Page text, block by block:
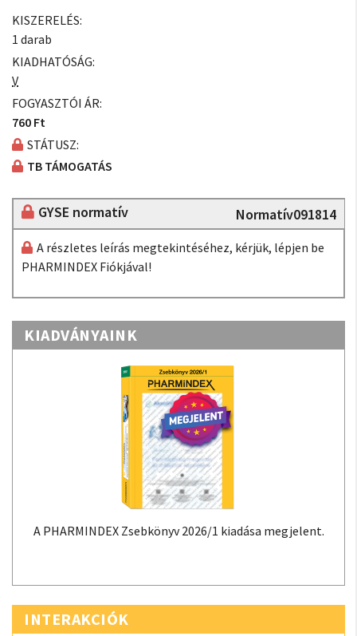
KISZERELÉS:
1 darab
KIADHATÓSÁG:
V
FOGYASZTÓI ÁR:
760 Ft
STÁTUSZ:
TB TÁMOGATÁS
GYSE normatív Normatív091814
A részletes leírás megtekintéséhez, kérjük, lépjen be
PHARMINDEX Fiókjával!
KIADVÁNYAINK
A PHARMINDEX Zsebkönyv 2026/1 kiadása megjelent.
INTERAKCIÓK